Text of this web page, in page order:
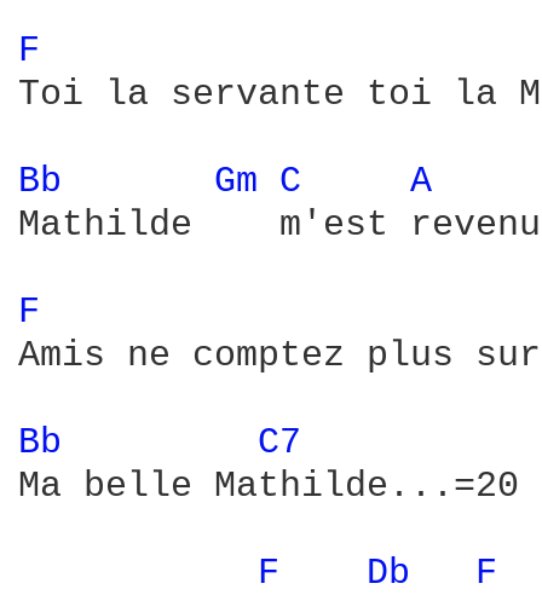
F
Toi la servante toi la
Bb Gm C
A
Mathilde    m'est
F
Amis ne comptez plus
Bb
C7
Ma belle Mathilde...=20
F Db
F